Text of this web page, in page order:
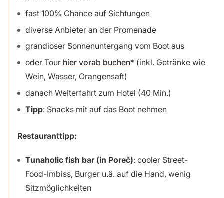
fast 100% Chance auf Sichtungen
diverse Anbieter an der Promenade
grandioser Sonnenuntergang vom Boot aus
oder Tour hier vorab buchen
(inkl. Getränke wie
Wein, Wasser, Orangensaft)
danach Weiterfahrt zum Hotel (40 Min.)
Tipp: Snacks mit auf das Boot nehmen
Restauranttipp:
Tunaholic fish bar (in Poreč): cooler Street-
Food-Imbiss, Burger u.ä. auf die Hand, wenig
Sitzmöglichkeiten